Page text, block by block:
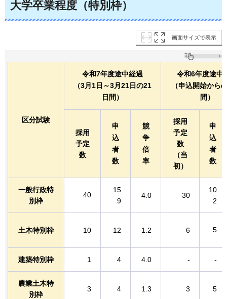
大学卒業程度（特別枠）
画面サイズで表示
区分試験
令和7年度途中経過
（3月1日～3月21日の21
日間）
令和6年度途中
（申込開始から
間）
採用
予定
数
申
込
者
数
競
争
倍
率
採用
予定
数
（当
初）
申
込
者
数
一般行政特
別枠
40
15
9
4.0 30
10
2
土木特別枠 10 12 1.2 6 5
建築特別枠 1 4 4.0 - -
農業土木特
別枠
3 4 1.3 3 5